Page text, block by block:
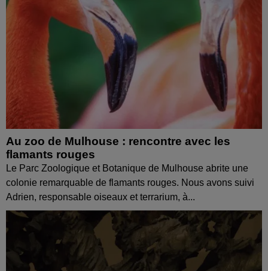
Au zoo de Mulhouse : rencontre avec les
flamants rouges
Le Parc Zoologique et Botanique de Mulhouse abrite une
colonie remarquable de flamants rouges. Nous avons suivi
Adrien, responsable oiseaux et terrarium, à...